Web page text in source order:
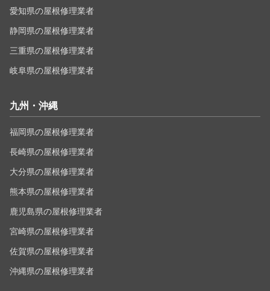
愛知県の屋根修理業者
静岡県の屋根修理業者
三重県の屋根修理業者
岐阜県の屋根修理業者
九州・沖縄
福岡県の屋根修理業者
長崎県の屋根修理業者
大分県の屋根修理業者
熊本県の屋根修理業者
鹿児島県の屋根修理業者
宮崎県の屋根修理業者
佐賀県の屋根修理業者
沖縄県の屋根修理業者